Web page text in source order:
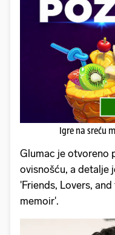
Igre na sreću
Glumac je otvoreno
ovisnošću, a detalje
'Friends, Lovers,
memoir'.